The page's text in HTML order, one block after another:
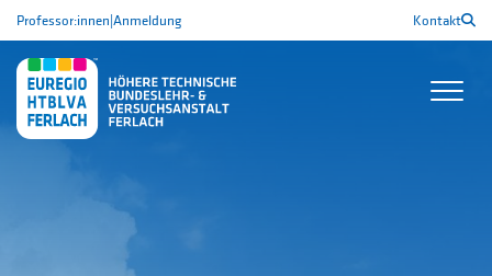
Professor:innen|Anmeldung Kontakt